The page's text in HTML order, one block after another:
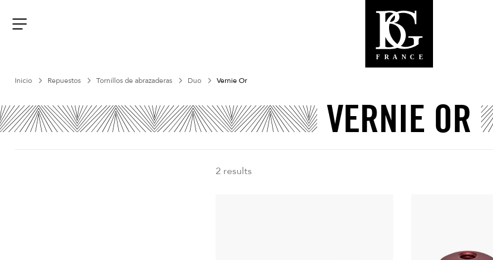
contenu
Inicio Repuestos Tornillos de abrazaderas Duo Vernie Or
VERNIE OR
2 results